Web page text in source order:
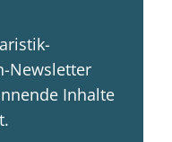
Newsletter
Inhalte